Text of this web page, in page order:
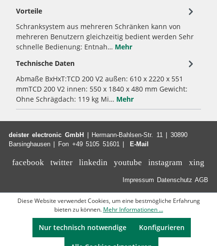
Vorteile
Schranksystem aus mehreren Schränken kann von
mehreren Benutzern gleichzeitig bedient werden Sehr
schnelle Bedienung: Entnah… Mehr
Technische Daten
Abmaße BxHxT:TCD 200 V2 außen: 610 x 2220 x 551
mmTCD 200 V2 innen: 550 x 1840 x 480 mm Gewicht:
Ohne Schrägdach: 119 kg Mi… Mehr
deister electronic GmbH
| Hermann-Bahlsen-Str. 11 | 30890
Barsinghausen | Fon +49 5105 51601 |
E-Mail
facebook twitter linkedin youtube instagram xing
Impressum Datenschutz AGB
Diese Website verwendet Cookies, um eine bestmögliche Erfahrung
bieten zu können. Mehr Informationen ...
Nur technisch notwendige Konfigurieren